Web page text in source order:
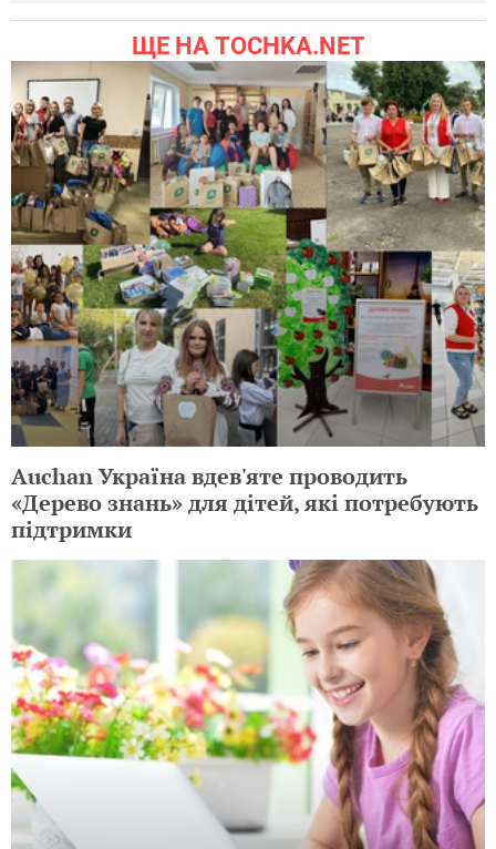
ЩЕ НА TOCHKA.NET
Auchan Україна вдев'яте проводить
«Дерево знань» для дітей, які потребують
підтримки